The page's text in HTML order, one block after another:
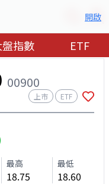
開啟
盤指數 ETF
00900
上市 ETF
最高
18.75
最低
18.60